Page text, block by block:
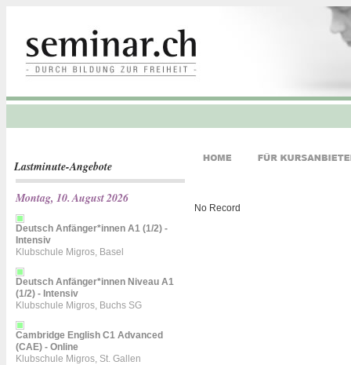
Lastminute-Angebote
Montag, 10. August 2026
Deutsch Anfänger*innen A1 (1/2) -
Intensiv
Klubschule Migros, Basel
Deutsch Anfänger*innen Niveau A1
(1/2) - Intensiv
Klubschule Migros, Buchs SG
Cambridge English C1 Advanced
(CAE) - Online
Klubschule Migros, St. Gallen
No Record